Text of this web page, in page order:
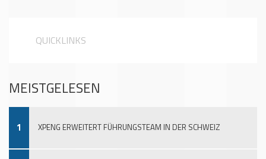
QUICKLINKS
MEISTGELESEN
1 XPENG ERWEITERT FÜHRUNGSTEAM IN DER SCHWEIZ